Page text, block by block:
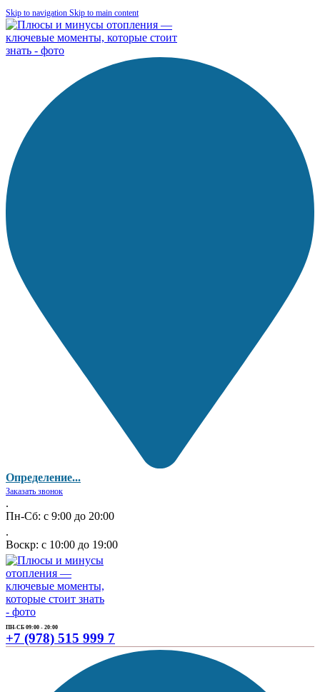
Skip to navigation Skip to main content
Определение...
Заказать звонок
.
Пн-Сб: с 9:00 до 20:00
.
Воскр: с 10:00 до 19:00
ПН-СБ 09:00 - 20:00
+7 (978) 515 999 7